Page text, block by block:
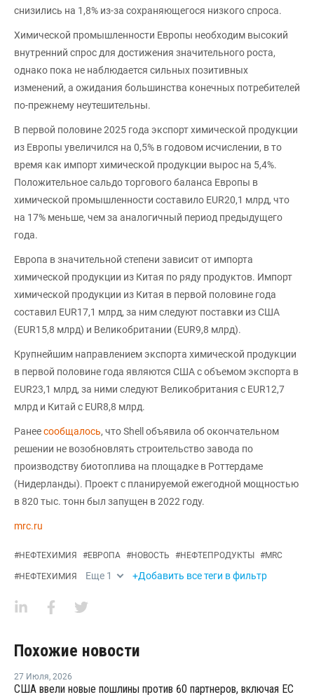
снизились на 1,8% из-за сохраняющегося низкого спроса.
Химической промышленности Европы необходим высокий
внутренний спрос для достижения значительного роста,
однако пока не наблюдается сильных позитивных
изменений, а ожидания большинства конечных потребителей
по-прежнему неутешительны.
В первой половине 2025 года экспорт химической продукции
из Европы увеличился на 0,5% в годовом исчислении, в то
время как импорт химической продукции вырос на 5,4%.
Положительное сальдо торгового баланса Европы в
химической промышленности составило EUR20,1 млрд, что
на 17% меньше, чем за аналогичный период предыдущего
года.
Европа в значительной степени зависит от импорта
химической продукции из Китая по ряду продуктов. Импорт
химической продукции из Китая в первой половине года
составил EUR17,1 млрд, за ним следуют поставки из США
(EUR15,8 млрд) и Великобритании (EUR9,8 млрд).
Крупнейшим направлением экспорта химической продукции
в первой половине года являются США с объемом экспорта в
EUR23,1 млрд, за ними следуют Великобритания с EUR12,7
млрд и Китай с EUR8,8 млрд.
Ранеесообщалось, что Shell объявила об окончательном
решении не возобновлять строительство завода по
производству биотоплива на площадке в Роттердаме
(Нидерланды). Проект с планируемой ежегодной мощностью
в 820 тыс. тонн был запущен в 2022 году.
mrc.ru
#НЕФТЕХИМИЯ #ЕВРОПА #НОВОСТЬ #НЕФТЕПРОДУКТЫ #MRC
#НЕФТЕХИМИЯ Еще 1 +Добавить все теги в фильтр
Похожие новости
27 Июля, 2026
США ввели новые пошлины против 60 партнеров, включая ЕС